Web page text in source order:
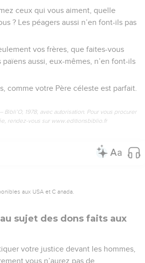
ceux qui vous aiment, quelle
? Les péagers aussi n’en font-ils pas
vos frères, que faites-vous
païens aussi, eux-mêmes, n’en font-ils
comme votre Père céleste est parfait.
1978, avec autorisation. Pour vous procurer
rendez-vous sur www.editionsbiblio.fr
aux USA et C anada.
sujet des dons faits aux
votre justice devant les hommes,
vous n’aurez pas de